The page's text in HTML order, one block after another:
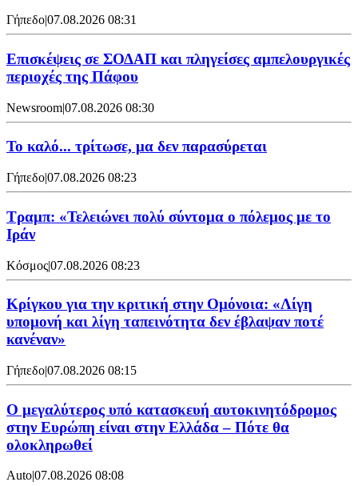
Γήπεδο|07.08.2026 08:31
Επισκέψεις σε ΣΟΔΑΠ και πληγείσες αμπελουργικές
περιοχές της Πάφου
Newsroom|07.08.2026 08:30
Το καλό... τρίτωσε, μα δεν παρασύρεται
Γήπεδο|07.08.2026 08:23
Τραμπ: «Τελειώνει πολύ σύντομα ο πόλεμος με το
Ιράν
Κόσμος|07.08.2026 08:23
Κρίγκου για την κριτική στην Ομόνοια: «Λίγη
υπομονή και λίγη ταπεινότητα δεν έβλαψαν ποτέ
κανέναν»
Γήπεδο|07.08.2026 08:15
Ο μεγαλύτερος υπό κατασκευή αυτοκινητόδρομος
στην Ευρώπη είναι στην Ελλάδα – Πότε θα
ολοκληρωθεί
Auto|07.08.2026 08:08